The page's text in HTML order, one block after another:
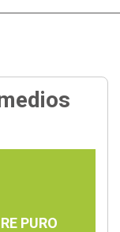
PURO